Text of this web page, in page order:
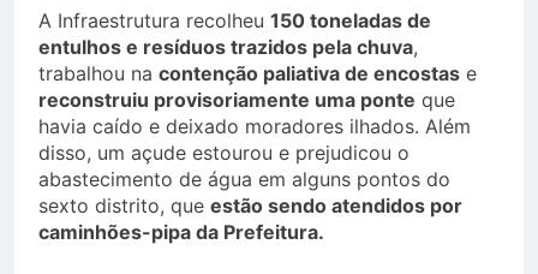
A Infraestrutura recolheu 150 toneladas de
entulhos e resíduos trazidos pela chuva,
trabalhou na contenção paliativa de encostas e
reconstruiu provisoriamente uma ponte que
havia caído e deixado moradores ilhados. Além
disso, um açude estourou e prejudicou o
abastecimento de água em alguns pontos do
sexto distrito, que estão sendo atendidos por
caminhões-pipa da Prefeitura.